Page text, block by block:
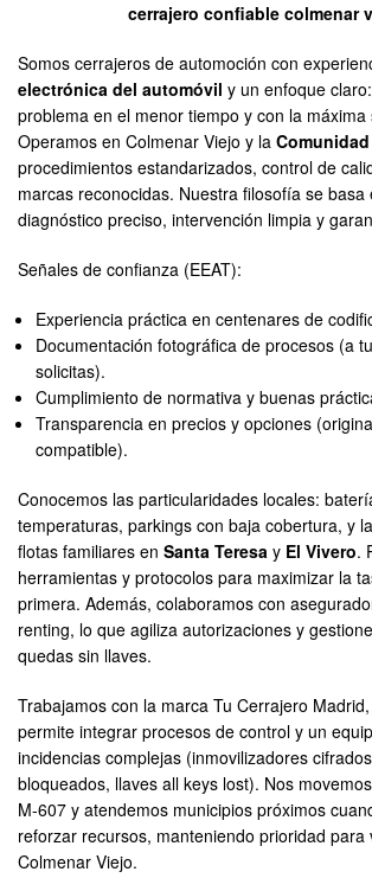
cerrajero confiable colmenar
Somos cerrajeros de automoción con
electrónica del automóvil y un enfoque
problema en el menor tiempo y con la máxima
Operamos en Colmenar Viejo y la
procedimientos estandarizados, control de
marcas reconocidas. Nuestra filosofía se basa
diagnóstico preciso, intervención limpia y
Señales de confianza (EEAT):
Experiencia práctica en centenares de
Documentación fotográfica de procesos (a
solicitas).
Cumplimiento de normativa y buenas
Transparencia en precios y opciones
compatible).
Conocemos las particularidades locales:
temperaturas, parkings con baja cobertura, y
flotas familiares en Santa Teresa y El Vivero.
herramientas y protocolos para maximizar la
primera. Además, colaboramos con
renting, lo que agiliza autorizaciones y
quedas sin llaves.
Trabajamos con la marca Tu Cerrajero
permite integrar procesos de control y un
incidencias complejas (inmovilizadores
bloqueados, llaves all keys lost). Nos
M-607 y atendemos municipios próximos
reforzar recursos, manteniendo prioridad para
Colmenar Viejo.